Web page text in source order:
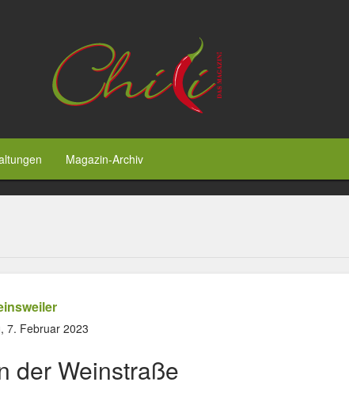
Magazin-Archiv
7. Februar 2023
der Weinstraße